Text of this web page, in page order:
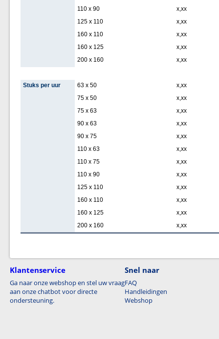
110 x 90
x,xx
125 x 110
x,xx
160 x 110
x,xx
160 x 125
x,xx
200 x 160
x,xx
Stuks per uur 63 x 50
x,xx
75 x 50
x,xx
75 x 63
x,xx
90 x 63
x,xx
90 x 75
x,xx
110 x 63
x,xx
110 x 75
x,xx
110 x 90
x,xx
125 x 110
x,xx
160 x 110
x,xx
160 x 125
x,xx
200 x 160
x,xx
Klantenservice
Ga naar onze webshop en stel uw vraag
aan onze chatbot voor directe
ondersteuning.
Snel naar
FAQ
Handleidingen
Webshop